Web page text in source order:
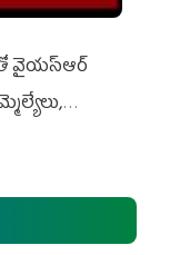
వైయ‌స్ఆర్